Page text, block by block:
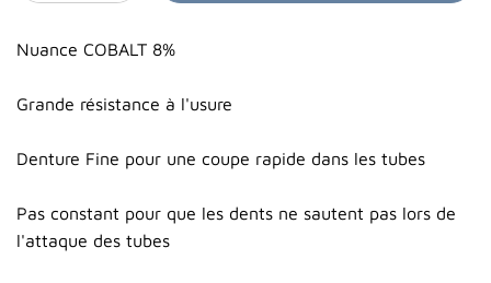
Nuance COBALT 8%
Grande résistance à l'usure
Denture Fine pour une coupe rapide dans les tubes
Pas constant pour que les dents ne sautent pas lors de
l'attaque des tubes